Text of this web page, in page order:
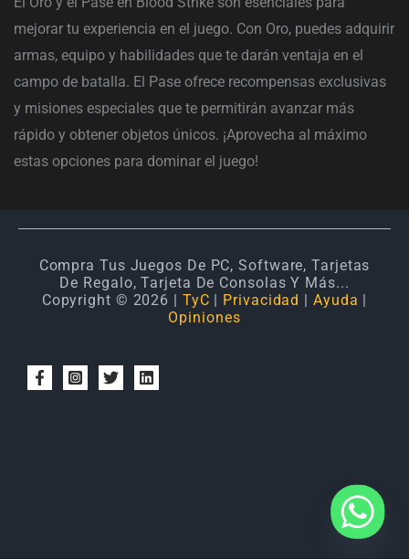
mejorar tu experiencia en el juego. Con Oro, puedes adquirir
armas, equipo y habilidades que te darán ventaja en el
campo de batalla. El Pase ofrece recompensas exclusivas
y misiones especiales que te permitirán avanzar más
rápido y obtener objetos únicos. ¡Aprovecha al máximo
estas opciones para dominar el juego!
Compra Tus Juegos De PC, Software, Tarjetas
De Regalo, Tarjeta De Consolas Y Más...
Copyright © 2026 | TyC Privacidad Ayuda
Opiniones